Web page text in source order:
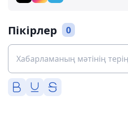
Пікірлер 0